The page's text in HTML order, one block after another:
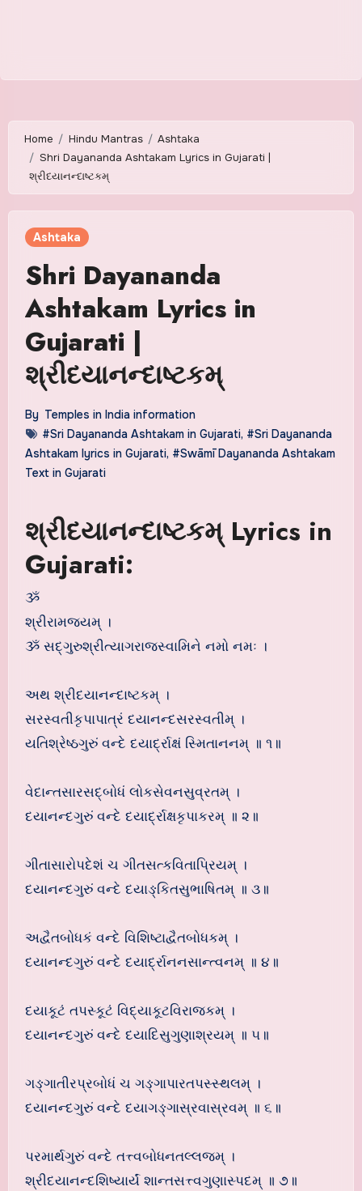
Home Hindu Mantras
Ashtaka
Shri Dayananda Ashtakam Lyrics in Gujarati |
શ્રીદયાનન્દાષ્ટકમ્
Ashtaka
Shri Dayananda
Ashtakam Lyrics in
Gujarati |
શ્રીદયાનન્દાષ્ટકમ્
By Temples in India information
#Sri Dayananda Ashtakam in Gujarati, #Sri Dayananda
Ashtakam lyrics in Gujarati, #Swāmī Dayananda Ashtakam
Text in Gujarati
શ્રીદયાનન્દાષ્ટકમ્ Lyrics in
Gujarati:
ૐ
શ્રીરામજયમ્ ।
ૐ સદ્ગુરુશ્રીત્યાગરાજસ્વામિને નમો નમઃ ।
અથ શ્રીદયાનન્દાષ્ટકમ્ ।
સરસ્વતીકૃપાપાત્રં દયાનન્દસરસ્વતીમ્ ।
યતિશ્રેષ્ઠગુરું વન્દે દયાર્દ્રાક્ષં સ્મિતાનનમ્ ॥ ૧॥
વેદાન્તસારસદ્બોધં લોકસેવનસુવ્રતમ્ ।
દયાનન્દગુરું વન્દે દયાર્દ્રાક્ષકૃપાકરમ્ ॥ ૨॥
ગીતાસારોપદેશં ચ ગીતસત્કવિતાપ્રિયમ્ ।
દયાનન્દગુરું વન્દે દયાઙ્કિતસુભાષિતમ્ ॥ ૩॥
અદ્વૈતબોધકં વન્દે વિશિષ્ટાદ્વૈતબોધકમ્ ।
દયાનન્દગુરું વન્દે દયાર્દ્રાનનસાન્ત્વનમ્ ॥ ૪॥
દયાકૂટં તપસ્કૂટં વિદ્યાકૂટવિરાજકમ્ ।
દયાનન્દગુરું વન્દે દયાદિસુગુણાશ્રયમ્ ॥ ૫॥
ગઙ્ગાતીરપ્રબોધં ચ ગઙ્ગાપારતપસ્સ્થલમ્ ।
દયાનન્દગુરું વન્દે દયાગઙ્ગાસ્રવાસ્રવમ્ ॥ ૬॥
પરમાર્થગુરું વન્દે તત્ત્વબોધનતલ્લજમ્ ।
શ્રીદયાનન્દશિષ્યાર્યં શાન્તસત્ત્વગુણાસ્પદમ્ ॥ ૭॥